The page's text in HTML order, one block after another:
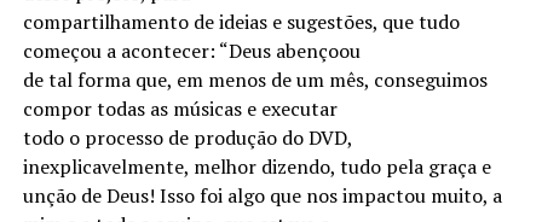
compartilhamento de ideias e sugestões, que tudo
começou a acontecer: “Deus abençoou
de tal forma que, em menos de um mês, conseguimos
compor todas as músicas e executar
todo o processo de produção do DVD,
inexplicavelmente, melhor dizendo, tudo pela graça e
unção de Deus! Isso foi algo que nos impactou muito, a